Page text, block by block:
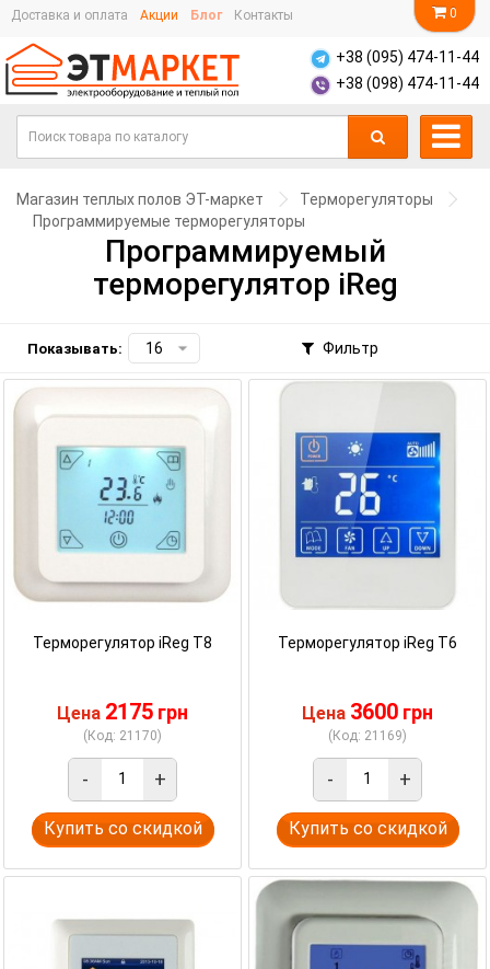
0
Доставка и оплата Акции Блог Контакты
+38 (095) 474-11-44
+38 (098) 474-11-44
Магазин теплых полов ЭТ-маркет
Терморегуляторы
Программируемые терморегуляторы
Программируемый
терморегулятор iReg
Показывать: Фильтр
Терморегулятор iReg T8
Цена 2175 грн
(Код: 21170)
- +
Купить со скидкой
Терморегулятор iReg T6
Цена 3600 грн
(Код: 21169)
- +
Купить со скидкой